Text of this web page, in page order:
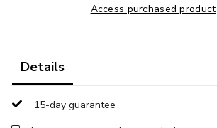
Access purchased product
Details
15-day guarantee